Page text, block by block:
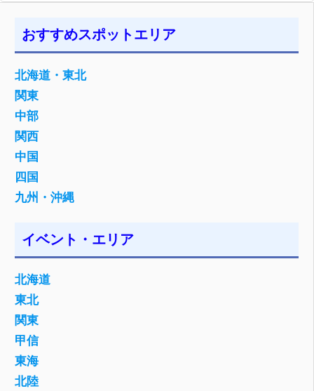
おすすめスポットエリア
北海道・東北
関東
中部
関西
中国
四国
九州・沖縄
イベント・エリア
北海道
東北
関東
甲信
東海
北陸